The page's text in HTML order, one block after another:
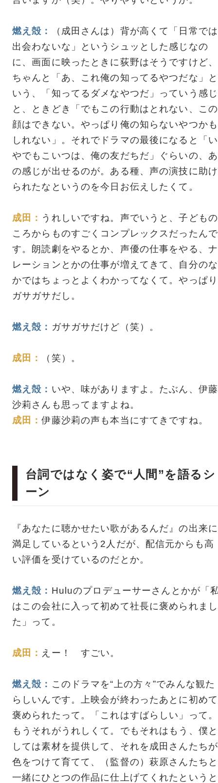
燃え殻：
（成田さんは）背が高くて「日常では
出会わないな」というシュッとした感じなの
に、画面に映ったときに荻野はそうですけど、
ちゃんと「あ、これ俺の知ってるやつだな」と
いう、「知ってるダメなやつだ」っていう感じ
と、ときどき「でもこの行動はとれない、この
顔はできない。やっぱり俺の知らないやつかも
しれない」。それでドラマの最後になると「い
やでもこいつは、俺の友だちだ」ぐらいの、あ
の感じが出せるのが。ある種、声の演技に助け
られたなというのを今日お伝えしたくて。
成田： うれしいですね。声でいうと、子どもの
ころからものすごくコンプレックスだったんで
す。朗読劇をやるとか、声優の仕事をやる、ナ
レーションとかの仕事が増えてきて、自分のな
かではちょっとよくわかってなくて。やっぱり
ガサガサだし。
燃え殻： ガサガサだけど（笑）。
成田： （笑）。
燃え殻： いや、味がありますよ。たぶん、伊藤
沙莉さんも思ってますよね。
成田：伊藤沙莉の声も本当にすてきですね。
台詞ではなく姿で“人間”を語るシ
ーン
『あなたに聴かせたい歌があるんだ』の出来に
満足しているという2人だが、配信元からも高
い評価を受けているのだとか。
燃え殻： Huluのプロデューサーさんとかが「
はこの会社に入って初めて社長に褒められまし
た」って。
成田： えー！ すごい。
燃え殻： このドラマを“上の方々”でみんな観た
らしいんです。上映会が終わったあとに初めて
褒められたって。「これはすばらしい」って。
もうそれがうれしくて。でもそれはもう、僕と
しては素材を提供して、それを成田さんたちが
色をつけて育てて、（監督の）萩原さんたちと
一緒にひとつの作品に仕上げてくれたというと